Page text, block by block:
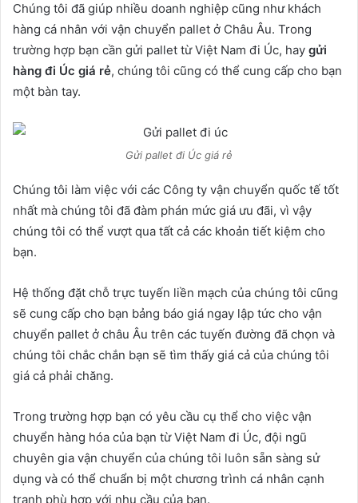
Chúng tôi đã giúp nhiều doanh nghiệp cũng như khách
hàng cá nhân với vận chuyển pallet ở Châu Âu. Trong
trường hợp bạn cần gửi pallet từ Việt Nam đi Úc, hay gửi
hàng đi Úc giá rẻ, chúng tôi cũng có thể cung cấp cho bạn
một bàn tay.
Gửi pallet đi Úc giá rẻ
Chúng tôi làm việc với các Công ty vận chuyển quốc tế tốt
nhất mà chúng tôi đã đàm phán mức giá ưu đãi, vì vậy
chúng tôi có thể vượt qua tất cả các khoản tiết kiệm cho
bạn.
Hệ thống đặt chỗ trực tuyến liền mạch của chúng tôi cũng
sẽ cung cấp cho bạn bảng báo giá ngay lập tức cho vận
chuyển pallet ở châu Âu trên các tuyến đường đã chọn và
chúng tôi chắc chắn bạn sẽ tìm thấy giá cả của chúng tôi
giá cả phải chăng.
Trong trường hợp bạn có yêu cầu cụ thể cho việc vận
chuyển hàng hóa của bạn từ Việt Nam đi Úc, đội ngũ
chuyên gia vận chuyển của chúng tôi luôn sẵn sàng sử
dụng và có thể chuẩn bị một chương trình cá nhân cạnh
tranh phù hợp với nhu cầu của bạn.